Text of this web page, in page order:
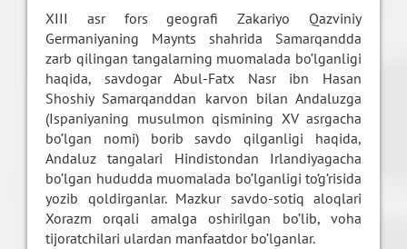
XIII asr fors geografi Zakariyo Qazviniy
Germaniyaning Maynts shahrida Samarqandda
zarb qilingan tangalarning muomalada bo’lganligi
haqida, savdogar Abul-Fatx Nasr ibn Hasan
Shoshiy Samarqanddan karvon bilan Andaluzga
(Ispaniyaning musulmon qismining XV asrgacha
bo’lgan nomi) borib savdo qilganligi haqida,
Andaluz tangalari Hindistondan Irlandiyagacha
bo’lgan hududda muomalada bo’lganligi to’g’risida
yozib qoldirganlar. Mazkur savdo-sotiq aloqlari
Xorazm orqali amalga oshirilgan bo’lib, voha
tijoratchilari ulardan manfaatdor bo’lganlar.